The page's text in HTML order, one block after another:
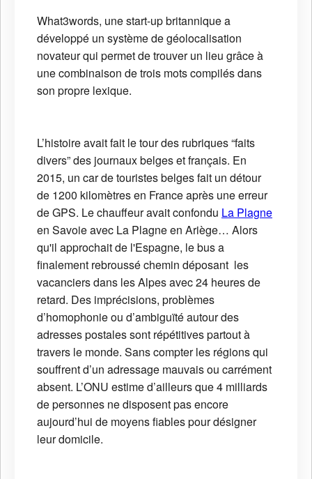
What3words, une start-up britannique a
développé un système de géolocalisation
novateur qui permet de trouver un lieu grâce à
une combinaison de trois mots compilés dans
son propre lexique.
L’histoire avait fait le tour des rubriques “faits
divers” des journaux belges et français. En
2015, un car de touristes belges fait un détour
de 1200 kilomètres en France après une erreur
de GPS. Le chauffeur avait confondu La Plagne
en Savoie avec La Plagne en Ariège… Alors
qu'il approchait de l'Espagne, le bus a
finalement rebroussé chemin déposant les
vacanciers dans les Alpes avec 24 heures de
retard. Des imprécisions, problèmes
d’homophonie ou d’ambiguïté autour des
adresses postales sont répétitives partout à
travers le monde. Sans compter les régions qui
souffrent d’un adressage mauvais ou carrément
absent. L’ONU estime d’ailleurs que 4 milliards
de personnes ne disposent pas encore
aujourd’hui de moyens fiables pour désigner
leur domicile.